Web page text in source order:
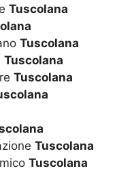
Tuscolana
Tuscolana
Tuscolana
Tuscolana
Tuscolana
Tuscolana